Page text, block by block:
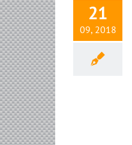
21
09, 2018